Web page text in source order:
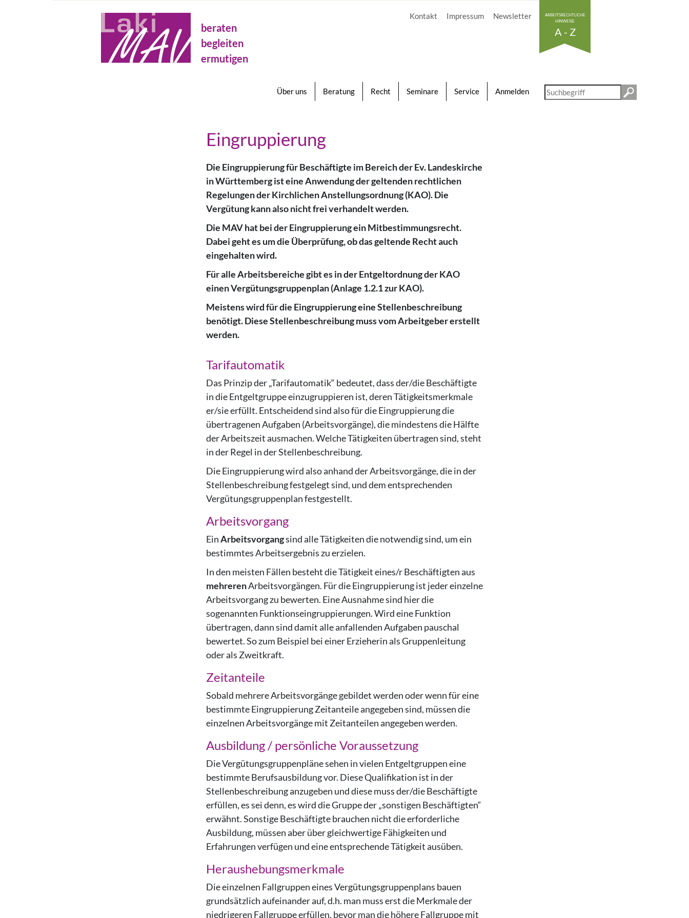
Metanavigation Kontakt Impressum Newsletter
ARBEITSRECHTLICHE
HINWEISE
A - Z
beraten
begleiten
ermutigen
Über uns Beratung Recht Seminare Service Anmelden
Diese
Website
Eingruppierung
Die Eingruppierung für Beschäftigte im Bereich der Ev. Landeskirche
in Württemberg ist eine Anwendung der geltenden rechtlichen
Regelungen der Kirchlichen Anstellungsordnung (KAO). Die
Vergütung kann also nicht frei verhandelt werden.
Die MAV hat bei der Eingruppierung ein Mitbestimmungsrecht.
Dabei geht es um die Überprüfung, ob das geltende Recht auch
eingehalten wird.
Für alle Arbeitsbereiche gibt es in der Entgeltordnung der KAO
einen Vergütungsgruppenplan (Anlage 1.2.1 zur KAO).
Meistens wird für die Eingruppierung eine Stellenbeschreibung
benötigt. Diese Stellenbeschreibung muss vom Arbeitgeber erstellt
werden.
Tarifautomatik
Das Prinzip der „Tarifautomatik“ bedeutet, dass der/die Beschäftigte
in die Entgeltgruppe einzugruppieren ist, deren Tätigkeitsmerkmale
er/sie erfüllt. Entscheidend sind also für die Eingruppierung die
übertragenen Aufgaben (Arbeitsvorgänge), die mindestens die Hälfte
der Arbeitszeit ausmachen. Welche Tätigkeiten übertragen sind, steht
in der Regel in der Stellenbeschreibung.
Die Eingruppierung wird also anhand der Arbeitsvorgänge, die in der
Stellenbeschreibung festgelegt sind, und dem entsprechenden
Vergütungsgruppenplan festgestellt.
Arbeitsvorgang
EinArbeitsvorgangsind alle Tätigkeiten die notwendig sind, um ein
bestimmtes Arbeitsergebnis zu erzielen.
In den meisten Fällen besteht die Tätigkeit eines/r Beschäftigten aus
mehrerenArbeitsvorgängen. Für die Eingruppierung ist jeder einzelne
Arbeitsvorgang zu bewerten. Eine Ausnahme sind hier die
sogenannten Funktionseingruppierungen. Wird eine Funktion
übertragen, dann sind damit alle anfallenden Aufgaben pauschal
bewertet. So zum Beispiel bei einer Erzieherin als Gruppenleitung
oder als Zweitkraft.
Zeitanteile
Sobald mehrere Arbeitsvorgänge gebildet werden oder wenn für eine
bestimmte Eingruppierung Zeitanteile angegeben sind, müssen die
einzelnen Arbeitsvorgänge mit Zeitanteilen angegeben werden.
Ausbildung / persönliche Voraussetzung
Die Vergütungsgruppenpläne sehen in vielen Entgeltgruppen eine
bestimmte Berufsausbildung vor. Diese Qualifikation ist in der
Stellenbeschreibung anzugeben und diese muss der/die Beschäftigte
erfüllen, es sei denn, es wird die Gruppe der „sonstigen Beschäftigten“
erwähnt. Sonstige Beschäftigte brauchen nicht die erforderliche
Ausbildung, müssen aber über gleichwertige Fähigkeiten und
Erfahrungen verfügen und eine entsprechende Tätigkeit ausüben.
Heraushebungsmerkmale
Die einzelnen Fallgruppen eines Vergütungsgruppenplans bauen
grundsätzlich aufeinander auf, d.h. man muss erst die Merkmale der
niedrigeren Fallgruppe erfüllen, bevor man die höhere Fallgruppe mit